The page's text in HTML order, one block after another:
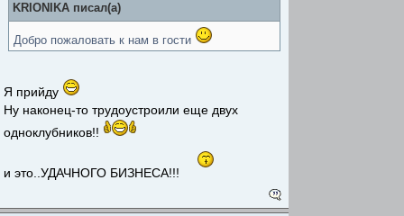
KRIONIKA писал(а)
Добро пожаловать к нам в гости
Я прийду
Ну наконец-то трудоустроили еще двух
одноклубников!!
и это..УДАЧНОГО БИЗНЕСА!!!